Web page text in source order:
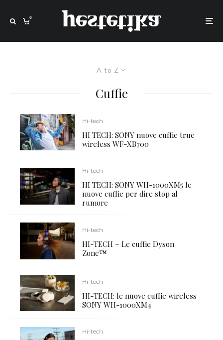
0
A to Z
Cuffie
Hi-tech
HI TECH: SONY nuove cuffie true
wireless WF-XB700
Hi-tech
HI TECH: SONY WH-1000XM5 le
nuove cuffie per dire stop al
rumore
Hi-tech
HI-TECH – Le cuffie Dyson
Zone™
Hi-tech
HI-TECH: le nuove cuffie wireless
SONY WH-1000XM4
Hi-tech